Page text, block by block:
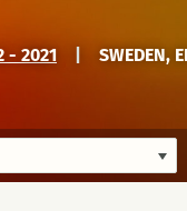
- 2021 SWEDEN,